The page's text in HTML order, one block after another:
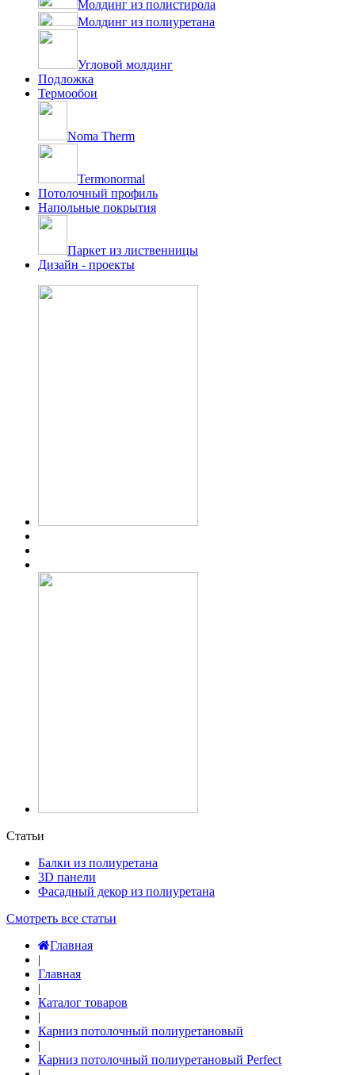
Молдинг из полистирола
Молдинг из полиуретана
Угловой молдинг
Подложка
Термообои
Noma Therm
Termonormal
Потолочный профиль
Напольные покрытия
Паркет из лиственницы
Дизайн - проекты
Статьи
Балки из полиуретана
3D панели
Фасадный декор из полиуретана
Смотреть все статьи
Главная
|
Главная
|
Каталог товаров
|
Карниз потолочный полиуретановый
|
Карниз потолочный полиуретановый Perfect